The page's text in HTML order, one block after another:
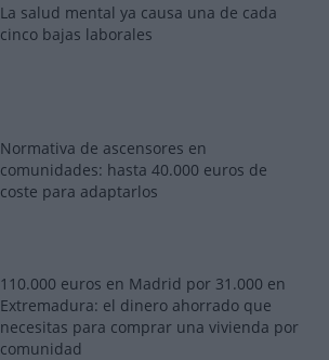
La salud mental ya causa una de cada
cinco bajas laborales
Normativa de ascensores en
comunidades: hasta 40.000 euros de
coste para adaptarlos
110.000 euros en Madrid por 31.000 en
Extremadura: el dinero ahorrado que
necesitas para comprar una vivienda por
comunidad